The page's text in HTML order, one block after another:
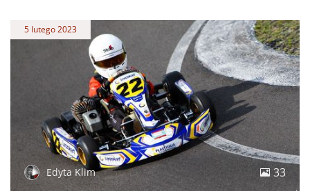
5 lutego 2023
Edyta Klim 33